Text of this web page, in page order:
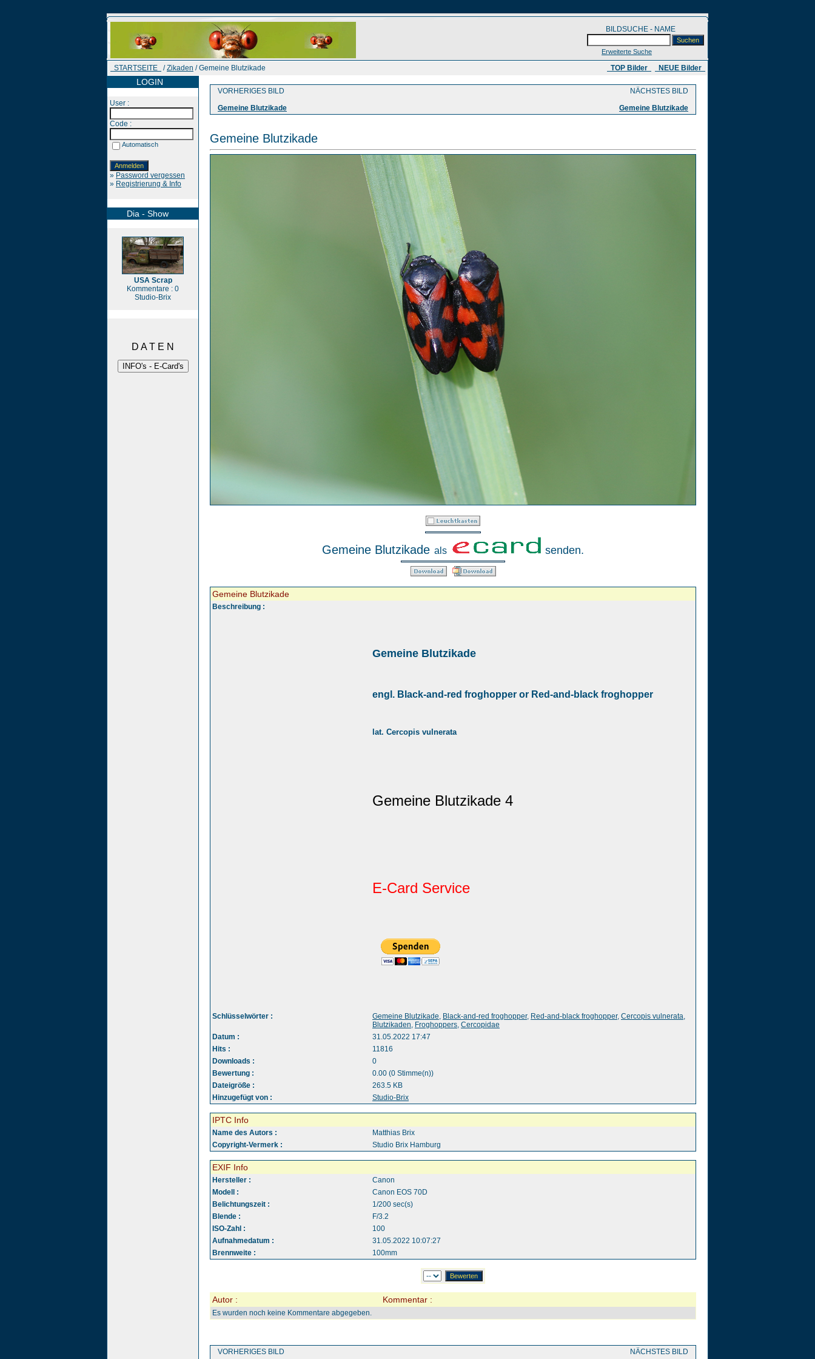
BILDSUCHE - NAME
Erweiterte Suche
STARTSEITE /Zikaden / Gemeine Blutzikade ​ TOP Bilder NEUE Bilder
LOGIN
User :
Code :
Automatisch
» Password vergessen
» Registrierung & Info
Dia - Show
USA Scrap
Kommentare : 0
Studio-Brix
D A T E N
VORHERIGES BILD
Gemeine Blutzikade
NÄCHSTES BILD
Gemeine Blutzikade
Gemeine Blutzikade
Gemeine Blutzikade als senden.
Gemeine Blutzikade
Beschreibung :
Gemeine Blutzikade
engl. Black-and-red froghopper or Red-and-black froghopper
lat. Cercopis vulnerata
Gemeine Blutzikade 4
E-Card Service
Schlüsselwörter : Gemeine Blutzikade, Black-and-red froghopper, Red-and-black froghopper, Cercopis vulnerata,
Blutzikaden, Froghoppers, Cercopidae
Datum :
31.05.2022 17:47
Hits :
11816
Downloads :
0
Bewertung :
0.00 (0 Stimme(n))
Dateigröße :
263.5 KB
Hinzugefügt von :
Studio-Brix
IPTC Info
Name des Autors :
Matthias Brix
Copyright-Vermerk :
Studio Brix Hamburg
EXIF Info
Hersteller :
Canon
Modell :
Canon EOS 70D
Belichtungszeit :
1/200 sec(s)
Blende :
F/3.2
ISO-Zahl :
100
Aufnahmedatum :
31.05.2022 10:07:27
Brennweite :
100mm
Autor : Kommentar :
Es wurden noch keine Kommentare abgegeben.
VORHERIGES BILD NÄCHSTES BILD